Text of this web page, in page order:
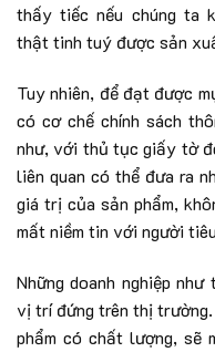
thấy tiếc nếu chúng ta
thật tinh tuý được sản
Tuy nhiên, để đạt được
có cơ chế chính sách
như, với thủ tục giấy tờ
liên quan có thể đưa ra
giá trị của sản phẩm,
mất niềm tin với người
Những doanh nghiệp
vị trí đứng trên thị trường.
phẩm có chất lượng, sẽ